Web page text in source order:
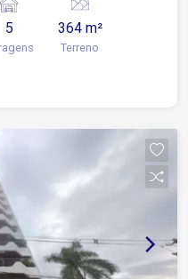
O bairro
de comércio e
escolas,
5 364 m²
Terreno